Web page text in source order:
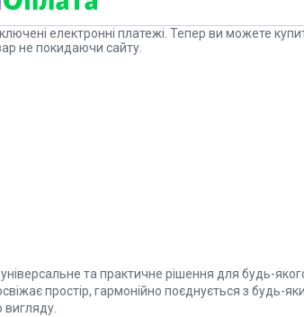
електронні платежі. Тепер ви можете
не покидаючи сайту.
та практичне рішення для будь-
простір, гармонійно поєднується з будь-
вигляду.